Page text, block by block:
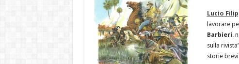
Lucio
lavorare
Barbieri.
sulla
storie